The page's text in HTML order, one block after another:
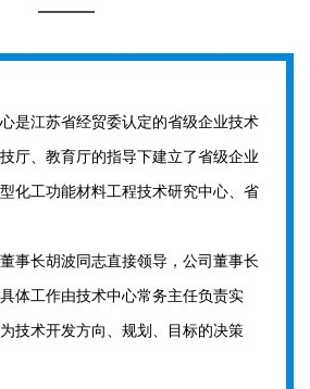
江苏省经贸委认定的省级企业技术
厅、教育厅的指导下建立了省级企业
化工功能材料工程技术研究中心、省
长胡波同志直接领导，公司董事长
体工作由技术中心常务主任负责实
技术开发方向、规划、目标的决策